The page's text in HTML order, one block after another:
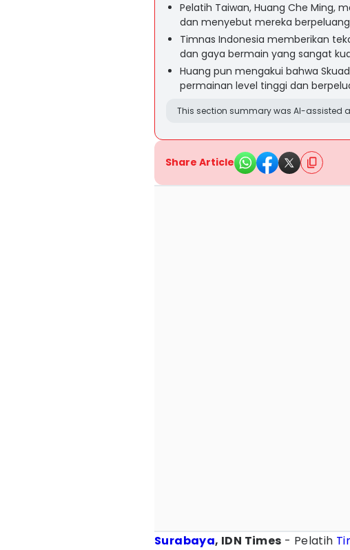
Pelatih Taiwan, Huang Che Ming,
dan menyebut mereka berpeluang
Timnas Indonesia memberikan
dan gaya bermain yang sangat
Huang pun mengakui bahwa
permainan level tinggi dan
This section summary was AI-assisted
Share Article
Surabaya, IDN Times - Pelatih